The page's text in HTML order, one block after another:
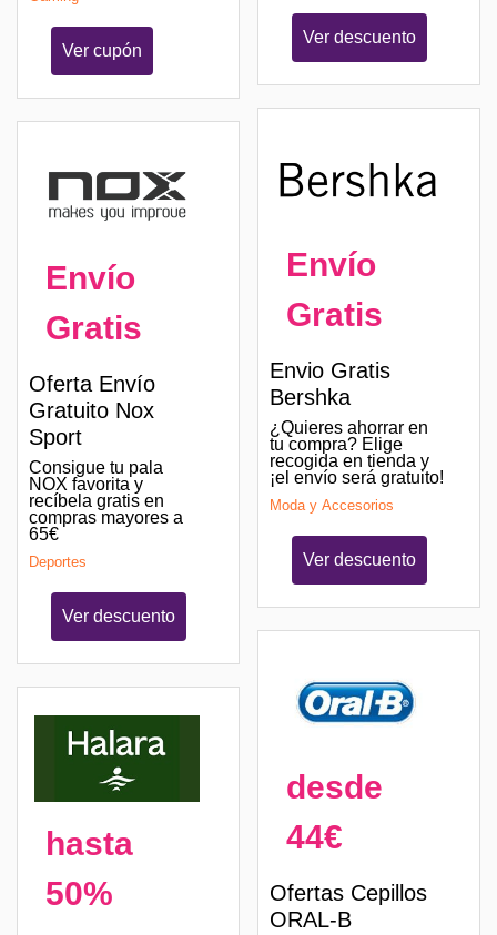
Ver cupón
Envío
Gratis
Oferta Envío
Gratuito Nox
Sport
Consigue tu pala
NOX favorita y
recíbela gratis en
compras mayores a
65€
Deportes
Ver descuento
hasta
50%
Ver descuento
Envío
Gratis
Envio Gratis
Bershka
¿Quieres ahorrar en
tu compra? Elige
recogida en tienda y
¡el envío será gratuito!
Moda y Accesorios
Ver descuento
desde
44€
Ofertas Cepillos
ORAL-B